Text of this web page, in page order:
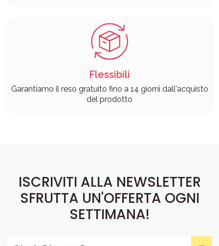
Flessibili
Garantiamo il reso gratuito fino a 14 giorni dall'acquisto
del prodotto
ISCRIVITI ALLA NEWSLETTER
SFRUTTA UN'OFFERTA OGNI
SETTIMANA!